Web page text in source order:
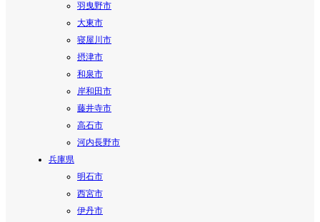
羽曳野市
大東市
寝屋川市
摂津市
和泉市
岸和田市
藤井寺市
高石市
河内長野市
兵庫県
明石市
西宮市
伊丹市